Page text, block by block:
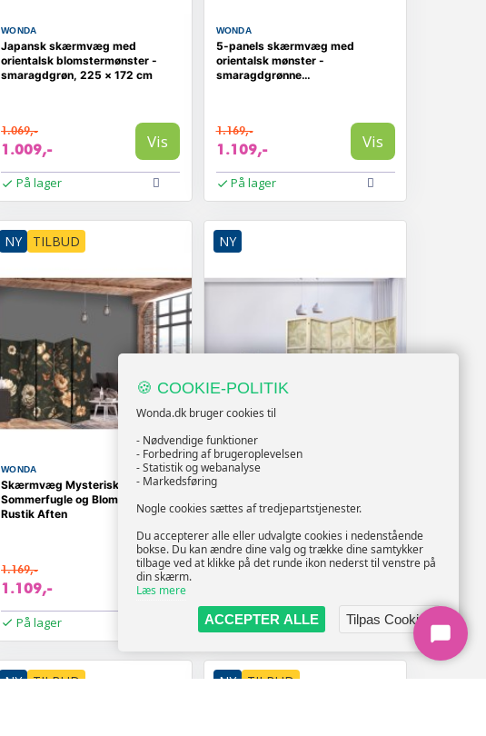
WONDA
Japansk skærmvæg med
orientalsk blomstermønster -
smaragdgrøn, 225 × 172 cm
1.069,-
1.009,- Vis
På lager
WONDA
5-panels skærmvæg med
orientalsk mønster -
smaragdgrønne
1.169,-
1.109,- Vis
På lager
NY TILBUD
WONDA
Skærmvæg Mysterisk Have med
Sommerfugle og Blomster -
Rustik Aften
1.169,-
1.109,- Vis
På lager
NY
WONDA
Japansk skærmvæg med
sandfarver 225 x 172 cm
1.069,-
På lager
NY TILBUD NY TILBUD
🍪 COOKIE-POLITIK
Wonda.dk bruger cookies til
- Nødvendige funktioner
- Forbedring af brugeroplevelsen
- Statistik og webanalyse
- Markedsføring
Nogle cookies sættes af tredjepartstjenester.
Du accepterer alle eller udvalgte cookies i nedenstående
bokse. Du kan ændre dine valg og trække dine samtykker
tilbage ved at klikke på det runde ikon nederst til venstre på
din skærm.
Læs mere
ACCEPTER ALLE
Tilpas Cookies